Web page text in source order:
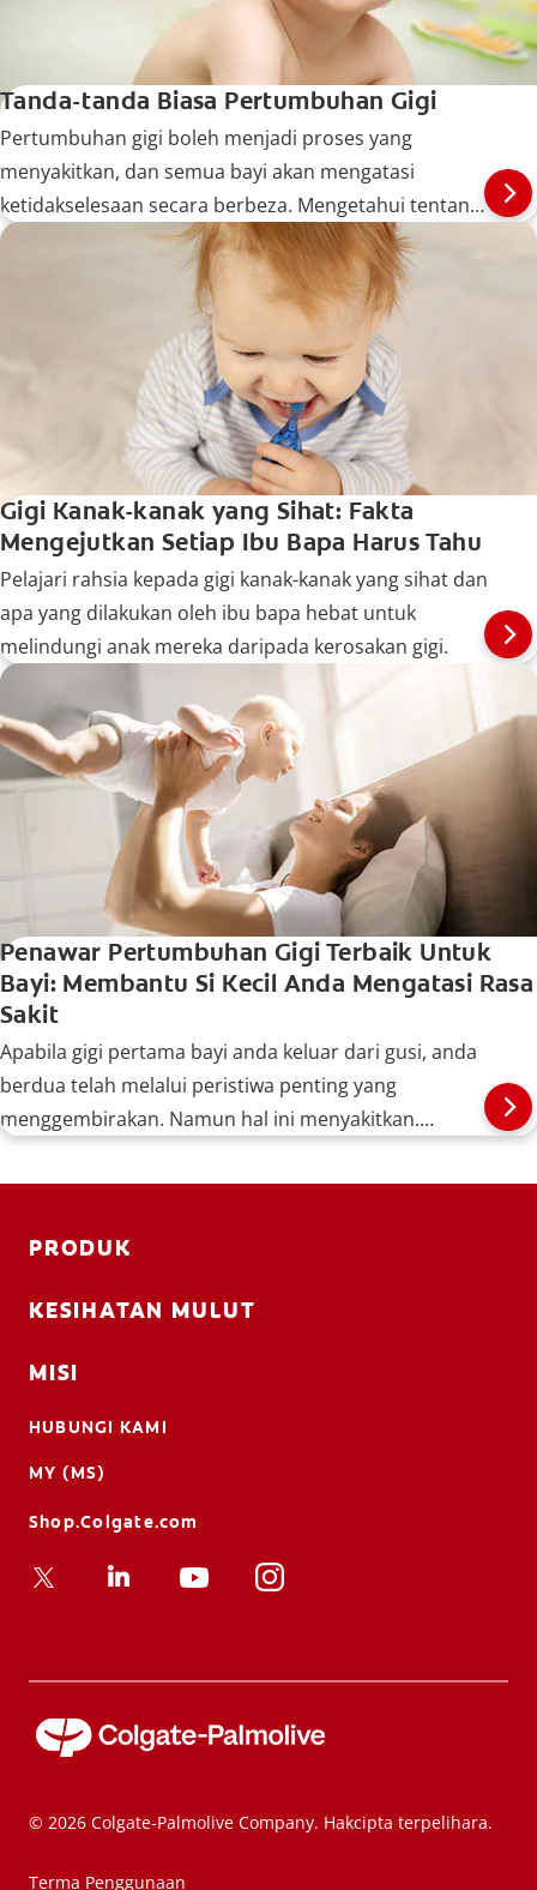
Tanda-tanda Biasa Pertumbuhan Gigi
Pertumbuhan gigi boleh menjadi proses yang
menyakitkan, dan semua bayi akan mengatasi
ketidakselesaan secara berbeza. Mengetahui tentang
tanda-tanda biasa boleh membantu anda
memastikan bayi anda selesa sepanjang proses ini.
Gigi Kanak-kanak yang Sihat: Fakta
Mengejutkan Setiap Ibu Bapa Harus Tahu
Pelajari rahsia kepada gigi kanak-kanak yang sihat dan
apa yang dilakukan oleh ibu bapa hebat untuk
melindungi anak mereka daripada kerosakan gigi.
Penawar Pertumbuhan Gigi Terbaik Untuk
Bayi: Membantu Si Kecil Anda Mengatasi Rasa
Sakit
Apabila gigi pertama bayi anda keluar dari gusi, anda
berdua telah melalui peristiwa penting yang
menggembirakan. Namun hal ini menyakitkan.
PRODUK
KESIHATAN MULUT
MISI
HUBUNGI KAMI
MY (MS)
Shop.Colgate.com
© 2026 Colgate-Palmolive Company. Hakcipta terpelihara.
Terma Penggunaan